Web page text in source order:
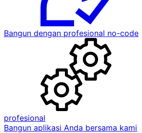
Bangun dengan profesional no-code
profesional
Bangun aplikasi Anda bersama kami